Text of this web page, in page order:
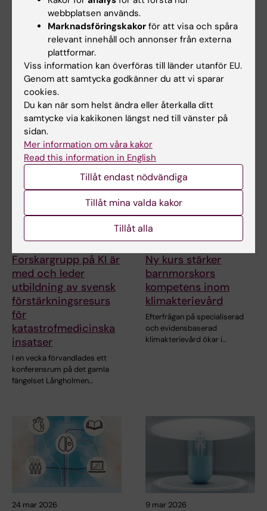
25 maj 2026
Om humanitärismens
roll i en förändrad
global kontext
Humanitärism betraktas ofta
som något som är självklart av
godo; att…
20 maj 2026
Regeringssatsning
Precisionsmedicinskt
centrum Karolinska
nationell satsning på
precisionsmedicin för att…
4 maj 2026
Forskargrupp på KI är
med och leder
utbildning av svensk
förstärkningsresurs
för
katastrofmedicinska
insatser
I en vecka förvandlades ett
konferensrum på det gamla
fängelset Långholmen…
16 apr 2026
Ny kurs stärker
barnmorskors
kompetens inom
klimakterievård
Efterfrågan på specialiserad
och evidensbaserad
klimakterievård ökar i…
24 mar 2026 9 mar 2026
webbplatsen används.
Marknadsföringskakor för att visa och spåra
relevant innehåll och annonser från externa
plattformar.
Viss information kan överföras till länder utanför EU.
Genom att samtycka godkänner du att vi sparar
cookies.
Du kan när som helst ändra eller återkalla ditt
samtycke via kakikonen längst ned till vänster på
sidan.
Mer information om våra kakor
Read this information in English
Tillåt endast nödvändiga
Tillåt mina valda kakor
Tillåt alla